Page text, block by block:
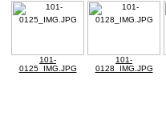
101-
0125_IMG.JPG
101-
0128_IMG.JPG